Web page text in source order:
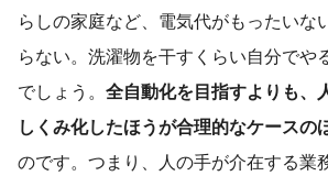
らしの家庭など、電気代がもったいな
らない。洗濯物を干すくらい自分でや
でしょう。 全自動化を目指すよりも、
しくみ化したほうが合理的なケースの
のです。つまり、人の手が介在する業